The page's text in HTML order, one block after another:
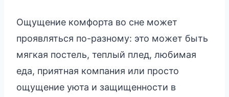
Ощущение комфорта во сне может
проявляться по-разному: это может быть
мягкая постель, теплый плед, любимая
еда, приятная компания или просто
ощущение уюта и защищенности в